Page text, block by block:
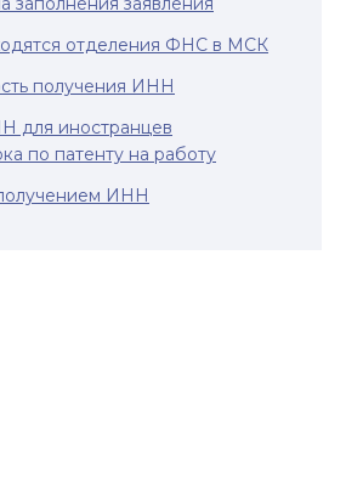
отделения ФНС в МСК
получения ИНН
для иностранцев
по патенту на работу
ИНН